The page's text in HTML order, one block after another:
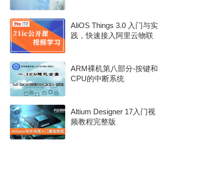
AliOS Things 3.0 入门与实
践，快速接入阿里云物联
ARM裸机第八部分-按键和
CPU的中断系统
Altium Designer 17入门视
频教程完整版